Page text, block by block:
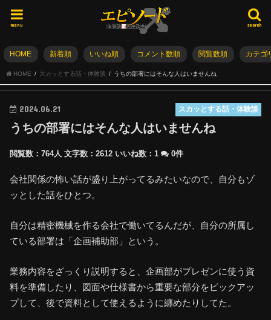
search
menu
HOME 新着順 いいね順 コメント数順 閲覧数順 カテゴ
HOME スカッとする話・体験談 うちの部署にはそんな人はいませんね
スカッとする話・体験談
2024.06.21
うちの部署にはそんな人はいませんね
閲覧数：764人 文字数：2612 いいね数： 1 0件
会社関係の怖い話が盛り上がってるみたいなので、自分もゾ
ッとした話をひとつ。
自分は精密機械を作る会社で働いてるんだが、自分の所属し
ている部署は「企画補助部」という。
業務内容をざっくり説明すると、企画部がプレゼンに使う資
料を準備したり、図面や仕様書から重要な部分をピックアッ
プして、後で資料として使えるように纏めたりしてた。